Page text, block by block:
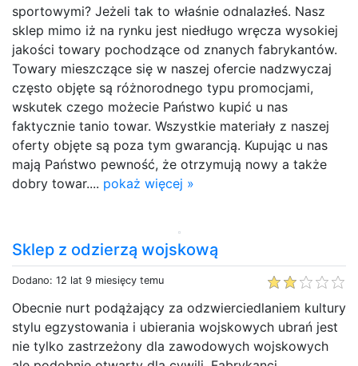
sportowymi? Jeżeli tak to właśnie odnalazłeś. Nasz
sklep mimo iż na rynku jest niedługo wręcza wysokiej
jakości towary pochodzące od znanych fabrykantów.
Towary mieszczące się w naszej ofercie nadzwyczaj
często objęte są różnorodnego typu promocjami,
wskutek czego możecie Państwo kupić u nas
faktycznie tanio towar. Wszystkie materiały z naszej
oferty objęte są poza tym gwarancją. Kupując u nas
mają Państwo pewność, że otrzymują nowy a także
dobry towar.... pokaż więcej »
Sklep z odzierzą wojskową
Dodano: 12 lat 9 miesięcy temu
Obecnie nurt podążający za odzwierciedlaniem kultury
stylu egzystowania i ubierania wojskowych ubrań jest
nie tylko zastrzeżony dla zawodowych wojskowych